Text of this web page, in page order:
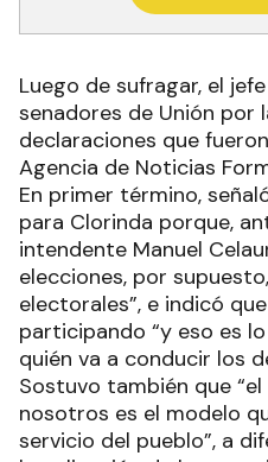
Luego de sufragar, el
senadores de Unión por
declaraciones que
Agencia de Noticias
En primer término,
para Clorinda porque,
intendente Manuel
elecciones, por
electorales”, e indicó
participando “y eso es
quién va a conducir los
Sostuvo también que
nosotros es el modelo
servicio del pueblo”, a